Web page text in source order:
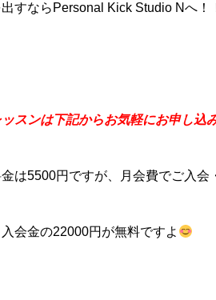
すならPersonal Kick Studio Nへ！
スンは下記からお気軽にお申し込
は5500円ですが、月会費でご入会
会金の22000円が無料ですよ